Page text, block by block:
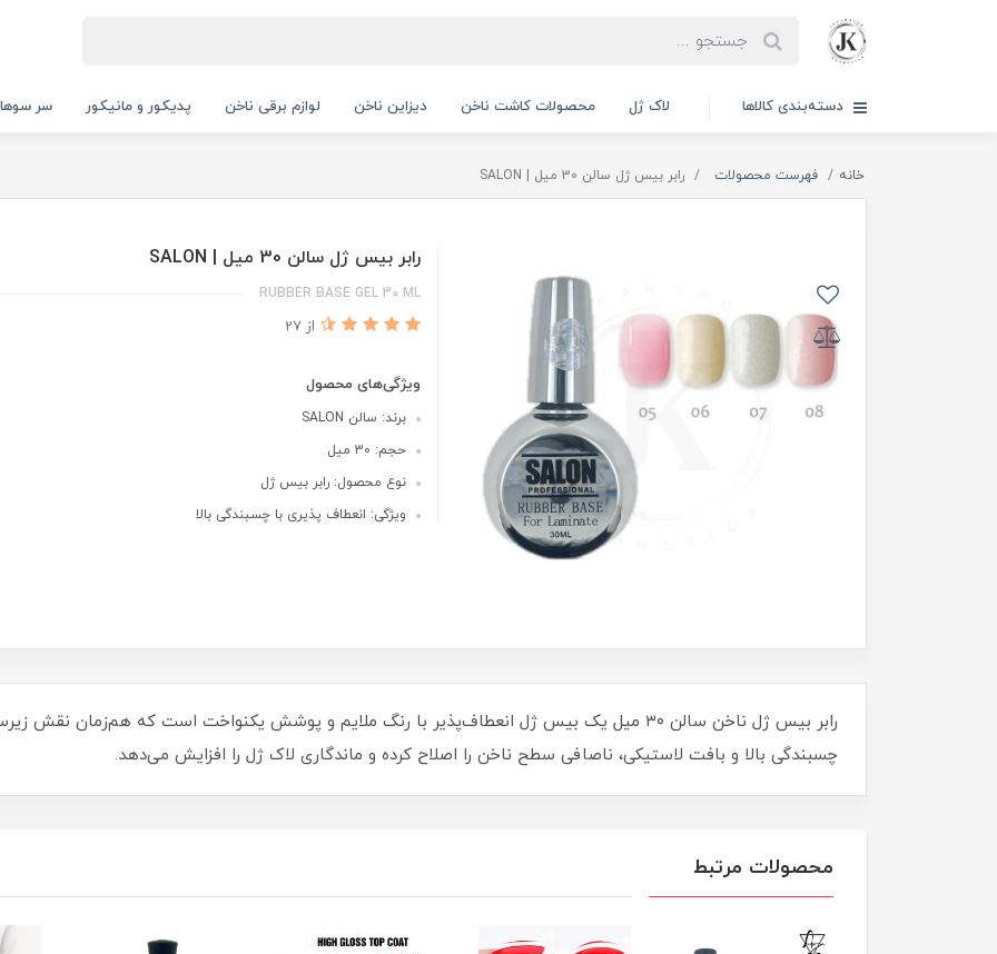
دسته‌بندی کالاها لاک ژل محصولات کاشت ناخن دیزاین ناخن لوازم برقی ناخن پدیکور و مانیکور سر
خانه فهرست محصولات رابر بیس ژل سالن 30 میل | SALON
رابر بیس ژل سالن 30 میل | SALON
RUBBER BASE GEL 30 ML
از 27
ویژگی‌های محصول
برند: سالن SALON
حجم: 30 میل
نوع محصول: رابر بیس ژل
ویژگی: انعطاف پذیری با چسبندگی بالا
رابر بیس ژل ناخن سالن ۳۰ میل یک بیس ژل انعطاف‌پذیر با رنگ ملایم و پوشش یکنواخت است که هم‌زمان
چسبندگی بالا و بافت لاستیکی، ناصافی سطح ناخن را اصلاح کرده و ماندگاری لاک ژل را افزایش می‌دهد.
محصولات مرتبط